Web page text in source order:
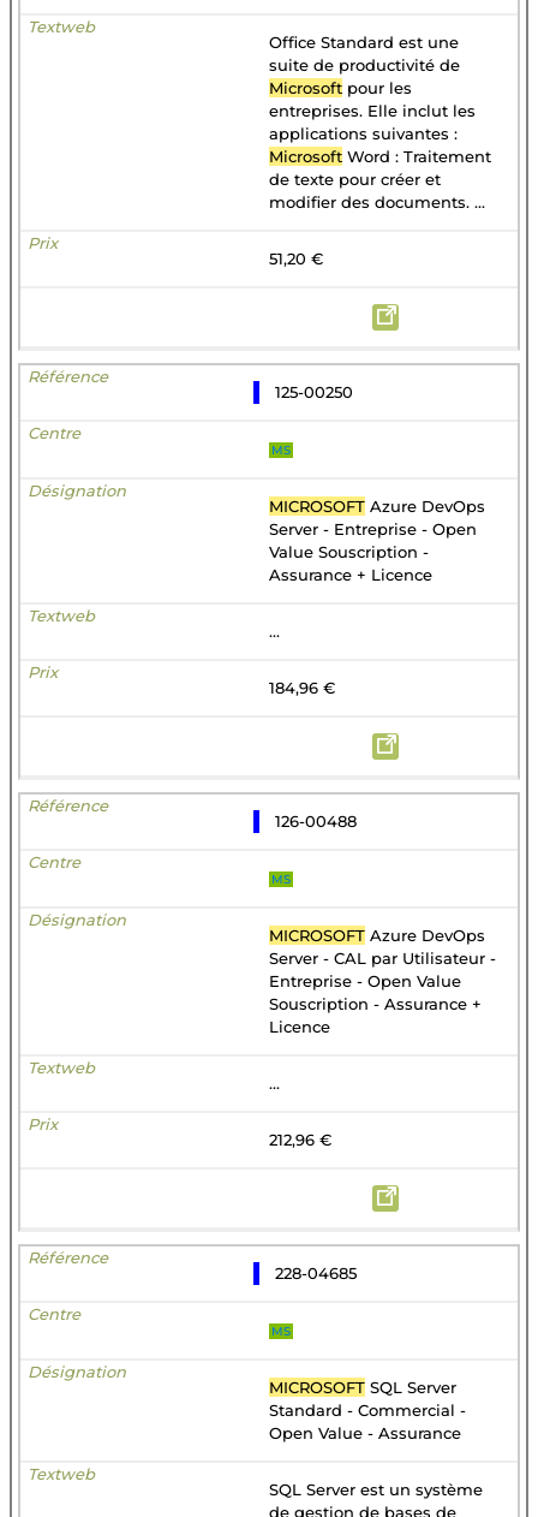
Office Standard est une
suite de productivité de
Microsoft pour les
entreprises. Elle inclut les
applications suivantes :
Microsoft Word : Traitement
de texte pour créer et
modifier des documents. ...
51,20 €
125-00250
MS
MICROSOFT Azure DevOps
Server - Entreprise - Open
Value Souscription -
Assurance + Licence
...
184,96 €
126-00488
MS
MICROSOFT Azure DevOps
Server - CAL par Utilisateur -
Entreprise - Open Value
Souscription - Assurance +
Licence
...
212,96 €
228-04685
MS
MICROSOFT SQL Server
Standard - Commercial -
Open Value - Assurance
SQL Server est un système
de gestion de bases de